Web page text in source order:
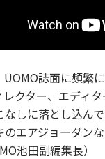
UOMO誌面に頻繁
クター、エディ
しに落とし込ん
エアジョーダン
池田副編集長）